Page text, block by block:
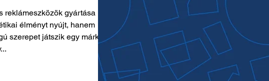
reklámeszközök gyártása
élményt nyújt, hanem
szerepet játszik egy márka